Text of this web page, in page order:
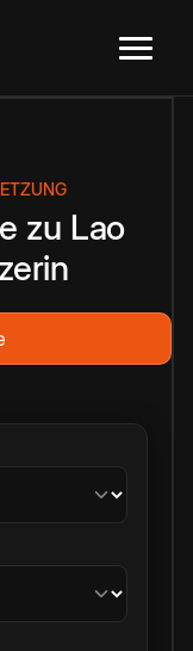
zu Lao